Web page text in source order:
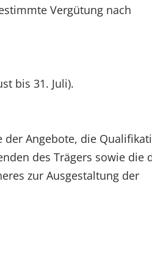
Vergütung nach
bis 31. Juli).
der Angebote, die
des Trägers sowie die
zur Ausgestaltung der